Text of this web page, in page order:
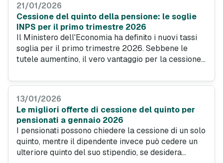
21/01/2026
Cessione del quinto della pensione: le soglie
INPS per il primo trimestre 2026
Il Ministero dell'Economia ha definito i nuovi tassi
soglia per il primo trimestre 2026. Sebbene le
tutele aumentino, il vero vantaggio per la cessione
mercato scendono fino al 5,73%, ben al di sotto
13/01/2026
Le migliori offerte di cessione del quinto per
pensionati a gennaio 2026
I pensionati possono chiedere la cessione di un solo
quinto, mentre il dipendente invece può cedere un
ulteriore quinto del suo stipendio, se desidera